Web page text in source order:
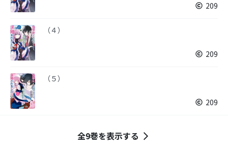
209
（４）
209
（５）
209
全9巻を表示する